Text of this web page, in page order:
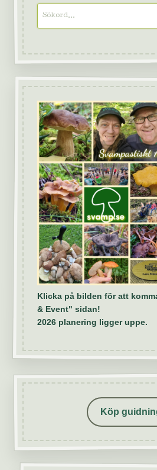
Klicka på bilden för att
& Event" sidan!
2026 planering ligger uppe.
Köp